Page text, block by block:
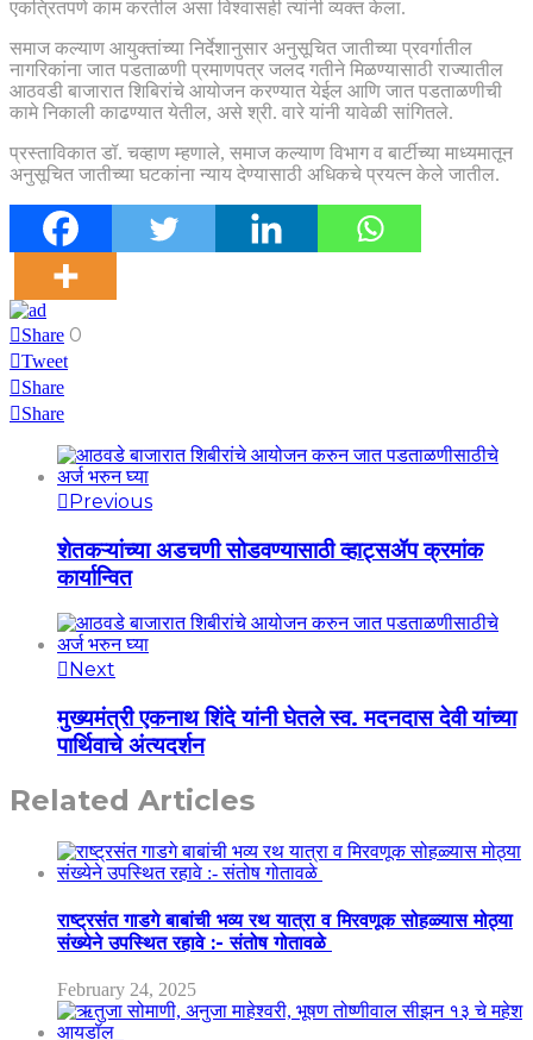
एकत्रितपणे काम करतील असा विश्वासही त्यांनी व्यक्त केला.
समाज कल्याण आयुक्तांच्या निर्देशानुसार अनुसूचित जातीच्या प्रवर्गातील
नागरिकांना जात पडताळणी प्रमाणपत्र जलद गतीने मिळण्यासाठी राज्यातील
आठवडी बाजारात शिबिरांचे आयोजन करण्यात येईल आणि जात पडताळणीची
कामे निकाली काढण्यात येतील, असे श्री. वारे यांनी यावेळी सांगितले.
प्रस्ताविकात डॉ. चव्हाण म्हणाले, समाज कल्याण विभाग व बार्टीच्या माध्यमातून
अनुसूचित जातीच्या घटकांना न्याय देण्यासाठी अधिकचे प्रयत्न केले जातील.
Share 0
Tweet
Share
Share
Previous
शेतकऱ्यांच्या अडचणी सोडवण्यासाठी व्हाट्सॲप क्रमांक
कार्यान्वित
Next
मुख्यमंत्री एकनाथ शिंदे यांनी घेतले स्व. मदनदास देवी यांच्या
पार्थिवाचे अंत्यदर्शन
Related Articles
राष्ट्रसंत गाडगे बाबांची भव्य रथ यात्रा व मिरवणूक सोहळ्यास मोठ्या
संख्येने उपस्थित रहावे :- संतोष गोतावळे
February 24, 2025